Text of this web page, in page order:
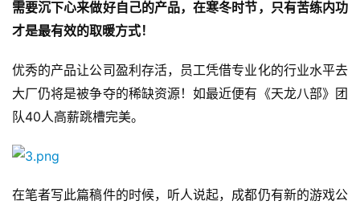
需要沉下心来做好自己的产品，在寒冬时节，只有苦练内功
才是最有效的取暖方式！
优秀的产品让公司盈利存活，员工凭借专业化的行业水平去
大厂仍将是被争夺的稀缺资源！如最近便有《天龙八部》团
队40人高薪跳槽完美。
在笔者写此篇稿件的时候，听人说起，成都仍有新的游戏公